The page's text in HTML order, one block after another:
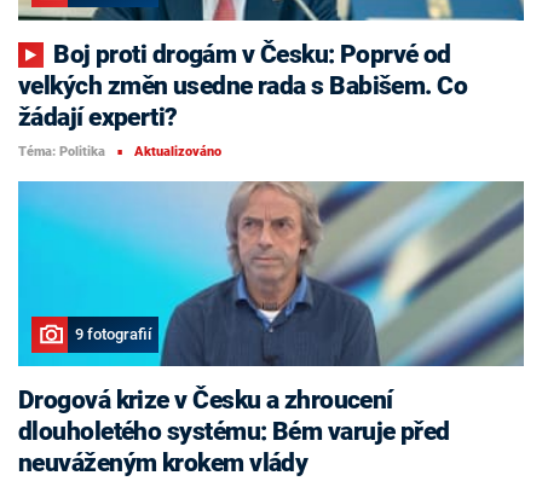
velkých změn usedne rada s Babišem. Co
žádají experti?
Téma: Politika ■ Aktualizováno
9 fotografií
Drogová krize v Česku a zhroucení
dlouholetého systému: Bém varuje před
neuváženým krokem vlády